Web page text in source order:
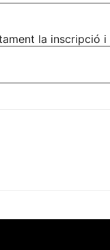
la inscripció